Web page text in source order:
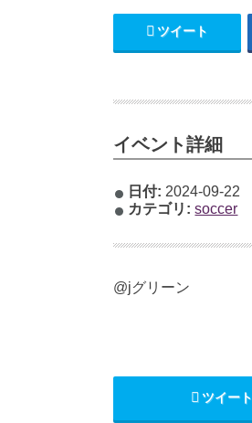
ツイート
イベント詳細
日付: 2024-09-22
カテゴリ: soccer
@jグリーン
ツイート